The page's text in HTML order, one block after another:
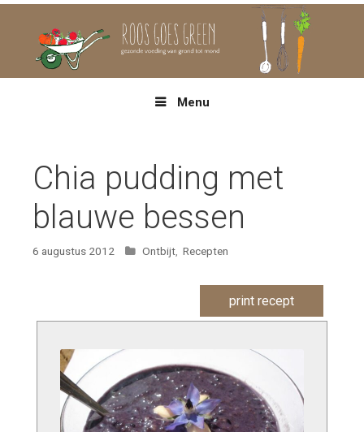
Menu
Chia pudding met
blauwe bessen
6 augustus 2012 Categorieën
Ontbijt, Recepten
print recept